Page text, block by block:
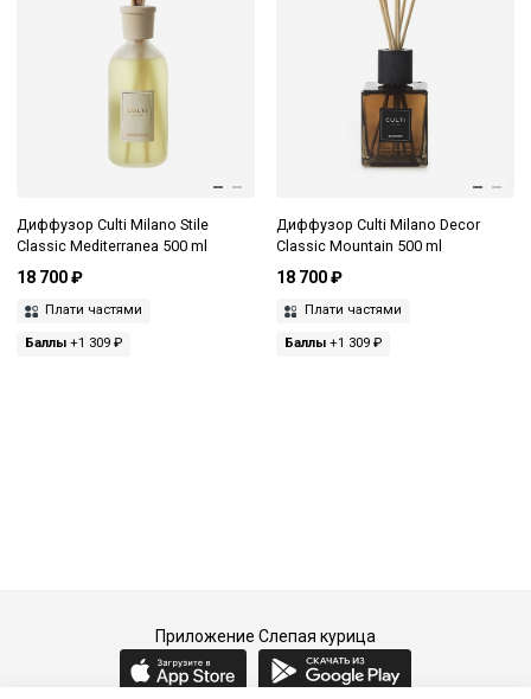
Диффузор Culti Milano Stile
Classic Mediterranea 500 ml
18 700 ₽
Плати частями
Баллы +1 309 ₽
Диффузор Culti Milano Decor
Classic Mountain 500 ml
18 700 ₽
Плати частями
Баллы+1 309 ₽
Приложение Слепая курица